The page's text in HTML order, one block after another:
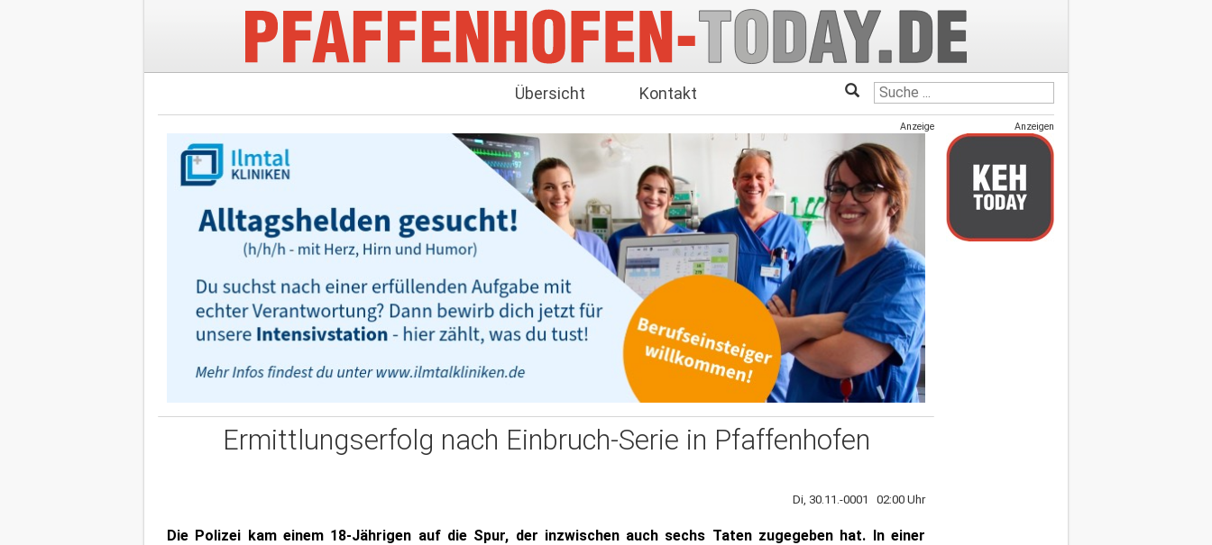
Übersicht Kontakt
Anzeige
Ermittlungserfolg nach Einbruch-Serie in Pfaffenhofen
Di, 30.11.-0001 02:00 Uhr
Die Polizei kam einem 18-Jährigen auf die Spur, der inzwischen auch sechs Taten zugegeben hat. In einer
Anzeigen